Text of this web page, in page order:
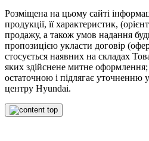
Розміщена на цьому сайті
продукції, її характеристик,
продажу, а також умов надання
пропозицією укласти договір
стосується наявних на складах
яких здійснене митне
остаточною і підлягає уточненню
центру Hyundai.